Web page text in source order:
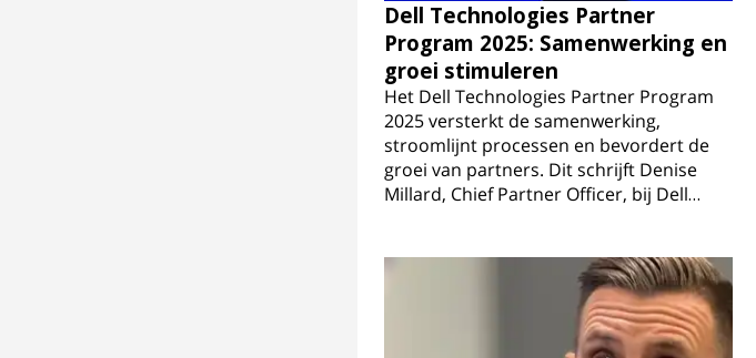
Dell Technologies Partner
Program 2025: Samenwerking en
groei stimuleren
Het Dell Technologies Partner Program
2025 versterkt de samenwerking,
stroomlijnt processen en bevordert de
groei van partners. Dit schrijft Denise
Millard, Chief Partner Officer, bij Dell…